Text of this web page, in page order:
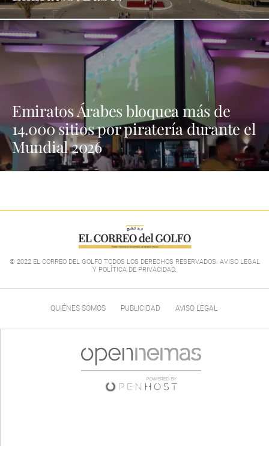
Emiratos Árabes bloquea más de
14.000 sitios por piratería durante el
Mundial 2026
© 2022 EL CORREO DEL GOLFO TODOS LOS DERECHOS RESERVADOS. AVISO LEGAL
Y POLÍTICA DE PRIVACIDAD.
QUIÉNES SOMOS PUBLICIDAD AVISO LEGAL